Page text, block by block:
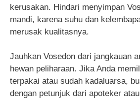
kerusakan. Hindari menyimpan
mandi, karena suhu dan
merusak kualitasnya.
Jauhkan Vosedon dari jangkauan
hewan peliharaan. Jika Anda
terpakai atau sudah kadaluarsa,
dengan petunjuk dari apoteker